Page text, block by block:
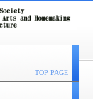
TOP PAGE